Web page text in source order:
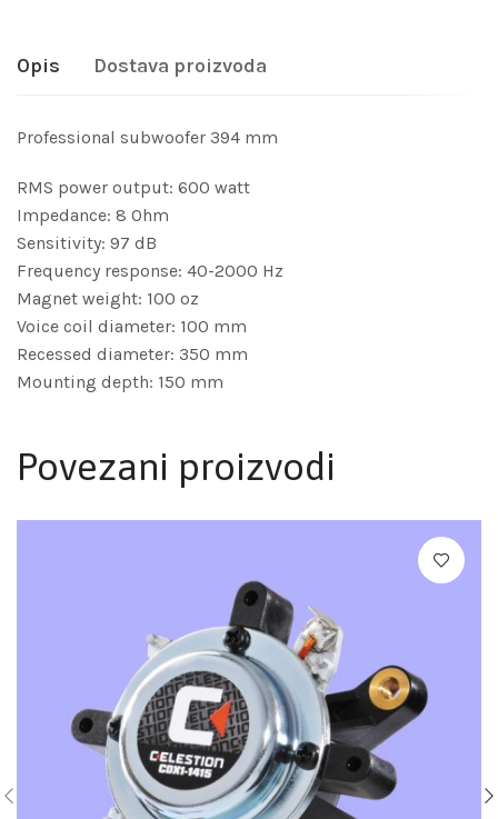
Opis Dostava proizvoda
Professional subwoofer 394 mm
RMS power output: 600 watt
Impedance: 8 Ohm
Sensitivity: 97 dB
Frequency response: 40-2000 Hz
Magnet weight: 100 oz
Voice coil diameter: 100 mm
Recessed diameter: 350 mm
Mounting depth: 150 mm
Povezani proizvodi